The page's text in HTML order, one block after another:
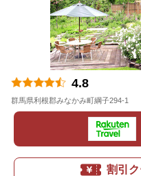
4.8
群馬県利根郡みなかみ町綱子294-1
割引